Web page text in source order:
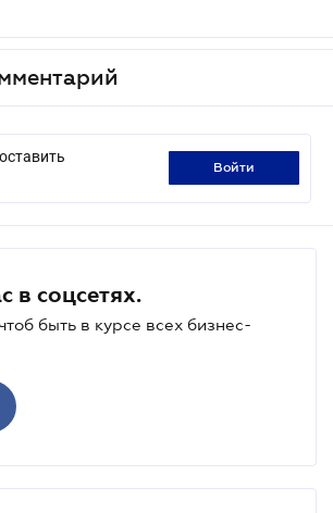
войти
в соцсетях.
быть в курсе всех бизнес-